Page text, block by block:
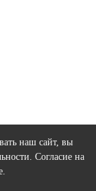
для оружия
наш сайт, вы
. Согласие на